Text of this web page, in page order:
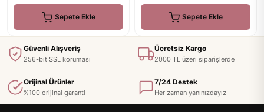
Sepete Ekle Sepete Ekle
Güvenli Alışveriş
256-bit SSL koruması
Ücretsiz Kargo
2000 TL üzeri siparişlerde
Orijinal Ürünler
%100 orijinal garanti
7/24 Destek
Her zaman yanınızdayız